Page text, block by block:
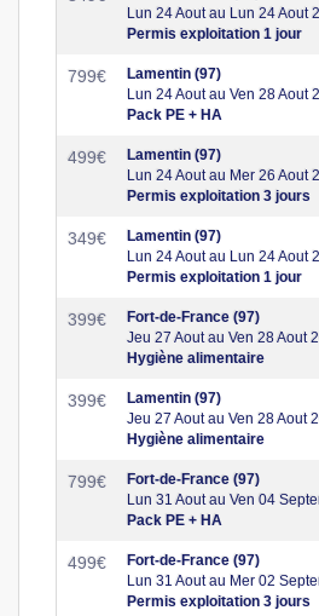
Lun 24 Aout au Lun 24 Aout
Permis exploitation 1 jour
799€
Lamentin (97)
Lun 24 Aout au Ven 28 Aout
Pack PE + HA
499€
Lamentin (97)
Lun 24 Aout au Mer 26 Aout
Permis exploitation 3 jours
349€
Lamentin (97)
Lun 24 Aout au Lun 24 Aout
Permis exploitation 1 jour
399€
Fort-de-France (97)
Jeu 27 Aout au Ven 28 Aout
Hygiène alimentaire
399€
Lamentin (97)
Jeu 27 Aout au Ven 28 Aout
Hygiène alimentaire
799€
Fort-de-France (97)
Lun 31 Aout au Ven 04
Pack PE + HA
499€
Fort-de-France (97)
Lun 31 Aout au Mer 02
Permis exploitation 3 jours